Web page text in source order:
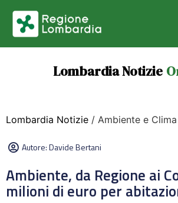
Lombardia Notizie
Lombardia Notizie / Ambiente e Clima
Autore:Davide Bertani
Ambiente, da Regione ai
milioni di euro per